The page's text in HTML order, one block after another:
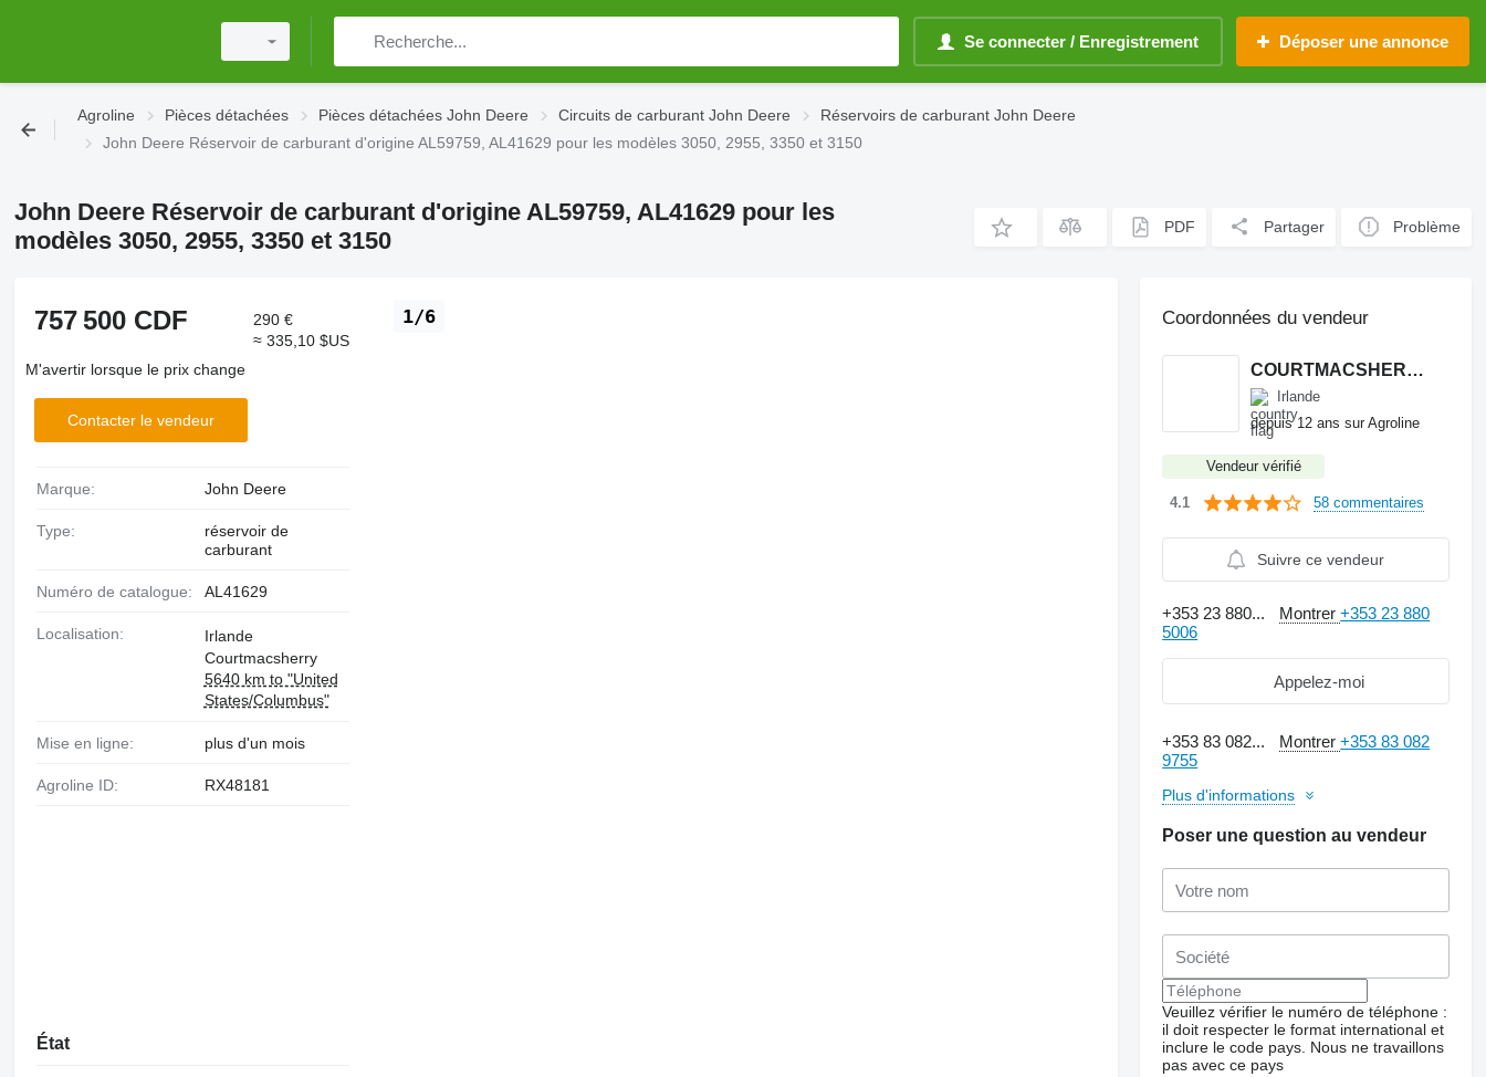
Se connecter / Enregistrement Déposer une annonce
Agroline Pièces détachées Pièces détachées John Deere Circuits de carburant John Deere
Réservoirs de carburant John Deere
John Deere Réservoir de carburant d'origine AL59759, AL41629 pour les modèles 3050, 2955, 3350 et 3150
John Deere Réservoir de carburant d'origine AL59759, AL41629 pour les
modèles 3050, 2955, 3350 et 3150
PDF Partager Problème
1/6
757 500 CDF
290 €
≈ 335,10 $US
M'avertir lorsque le prix change
Contacter le vendeur
Marque: John Deere
Type:
réservoir de
carburant
Numéro de catalogue: AL41629
Localisation:
Irlande
Courtmacsherry
5640 km to "United
States/Columbus"
Mise en ligne: plus d'un mois
Agroline ID: RX48181
État
Coordonnées du vendeur
COURTMACSHERRY MACHINERY LTD
Irlande
depuis 12 ans sur Agroline
Vendeur vérifié
4.1 58 commentaires
Suivre ce vendeur
+353 23 880... Montrer+353 23 880
5006
Appelez-moi
+353 83 082... Montrer+353 83 082
9755
Plus d'informations
Poser une question au vendeur
Veuillez vérifier le numéro de téléphone :
il doit respecter le format international et
inclure le code pays. Nous ne travaillons
pas avec ce pays